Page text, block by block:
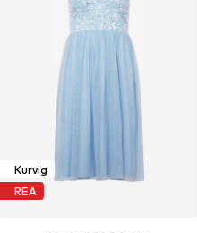
Kurvig
REA